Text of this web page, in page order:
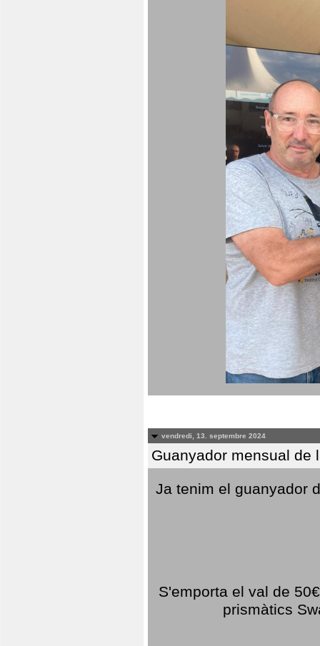
vendredi, 13. septembre 2024
Guanyador mensual de
Ja tenim el guanyador
S'emporta el val de
prismàtics